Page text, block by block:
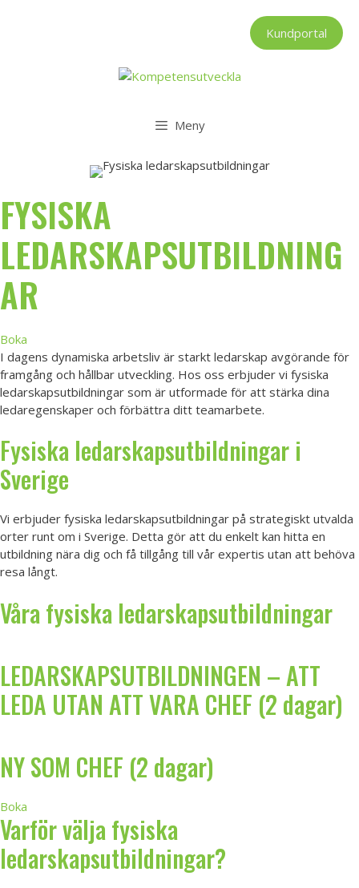
Kundportal
Meny
FYSISKA
LEDARSKAPSUTBILDNING
AR
Boka
I dagens dynamiska arbetsliv är starkt ledarskap avgörande för
framgång och hållbar utveckling. Hos oss erbjuder vi fysiska
ledarskapsutbildningar som är utformade för att stärka dina
ledaregenskaper och förbättra ditt teamarbete.
Fysiska ledarskapsutbildningar i
Sverige
Vi erbjuder fysiska ledarskapsutbildningar på strategiskt utvalda
orter runt om i Sverige. Detta gör att du enkelt kan hitta en
utbildning nära dig och få tillgång till vår expertis utan att behöva
resa långt.
Våra fysiska ledarskapsutbildningar
LEDARSKAPSUTBILDNINGEN – ATT
LEDA UTAN ATT VARA CHEF (2 dagar)
NY SOM CHEF (2 dagar)
Boka
Varför välja fysiska
ledarskapsutbildningar?